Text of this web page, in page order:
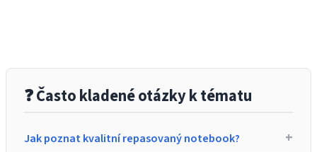
❓ Často kladené otázky k tématu
Jak poznat kvalitní repasovaný notebook? +